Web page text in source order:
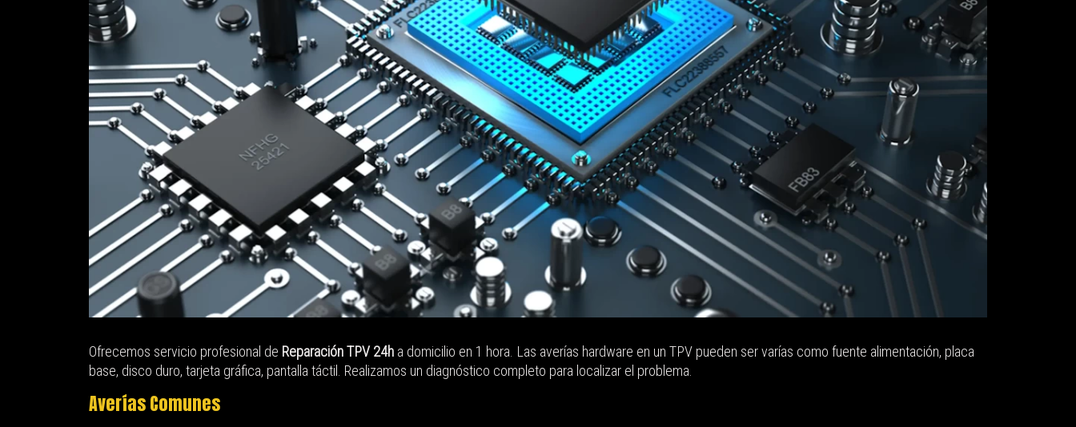
Ofrecemos servicio profesional de Reparación TPV 24h a domicilio en 1 hora. Las averías hardware en un TPV pueden ser varías como fuente alimentación, placa
base, disco duro, tarjeta gráfica, pantalla táctil. Realizamos un diagnóstico completo para localizar el problema.
Averías Comunes